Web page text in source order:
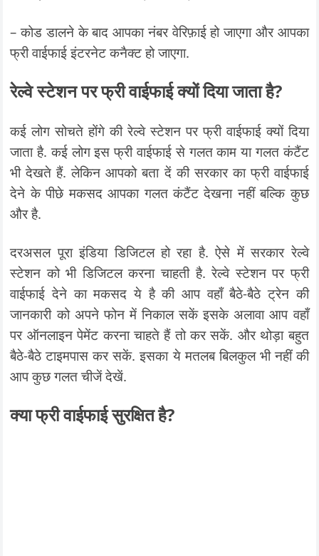
– कोड डालने के बाद आपका नंबर वेरिफ़ाई हो जाएगा और आपका
फ्री वाईफाई इंटरनेट कनैक्ट हो जाएगा.
रेल्वे स्टेशन पर फ्री वाईफाई क्यों दिया जाता है?
कई लोग सोचते होंगे की रेल्वे स्टेशन पर फ्री वाईफाई क्यों दिया
जाता है. कई लोग इस फ्री वाईफाई से गलत काम या गलत कंटैंट
भी देखते हैं. लेकिन आपको बता दें की सरकार का फ्री वाईफाई
देने के पीछे मकसद आपका गलत कंटैंट देखना नहीं बल्कि कुछ
और है.
दरअसल पूरा इंडिया डिजिटल हो रहा है. ऐसे में सरकार रेल्वे
स्टेशन को भी डिजिटल करना चाहती है. रेल्वे स्टेशन पर फ्री
वाईफाई देने का मकसद ये है की आप वहाँ बैठे-बैठे ट्रेन की
जानकारी को अपने फोन में निकाल सकें इसके अलावा आप वहाँ
पर ऑनलाइन पेमेंट करना चाहते हैं तो कर सकें. और थोड़ा बहुत
बैठे-बैठे टाइमपास कर सकें. इसका ये मतलब बिलकुल भी नहीं की
आप कुछ गलत चीजें देखें.
क्या फ्री वाईफाईसुरक्षितहै?